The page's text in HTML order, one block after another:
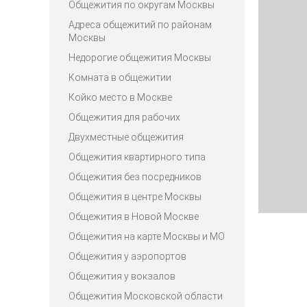
Общежития по округам Москвы
Адреса общежитий по районам
Москвы
Недорогие общежития Москвы
Комната в общежитии
Койко место в Москве
Общежития для рабочих
Двухместные общежития
Общежития квартирного типа
Общежития без посредников
Общежития в центре Москвы
Общежития в Новой Москве
Общежития на карте Москвы и МО
Общежития у аэропортов
Общежития у вокзалов
Общежития Московской области